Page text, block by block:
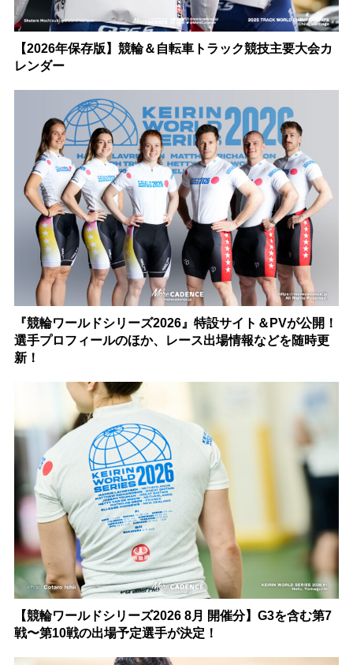
【2026年保存版】競輪＆自転車トラック競技主要大会カ
レンダー
『競輪ワールドシリーズ2026』特設サイト＆PVが公開！
選手プロフィールのほか、レース出場情報などを随時更
新！
【競輪ワールドシリーズ2026 8月 開催分】G3を含む第7
戦〜第10戦の出場予定選手が決定！